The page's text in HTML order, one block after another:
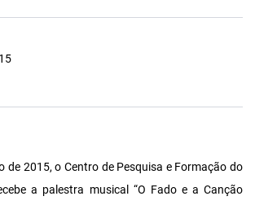
de 2015, o Centro de Pesquisa e Formação do
a palestra musical “O Fado e a Canção